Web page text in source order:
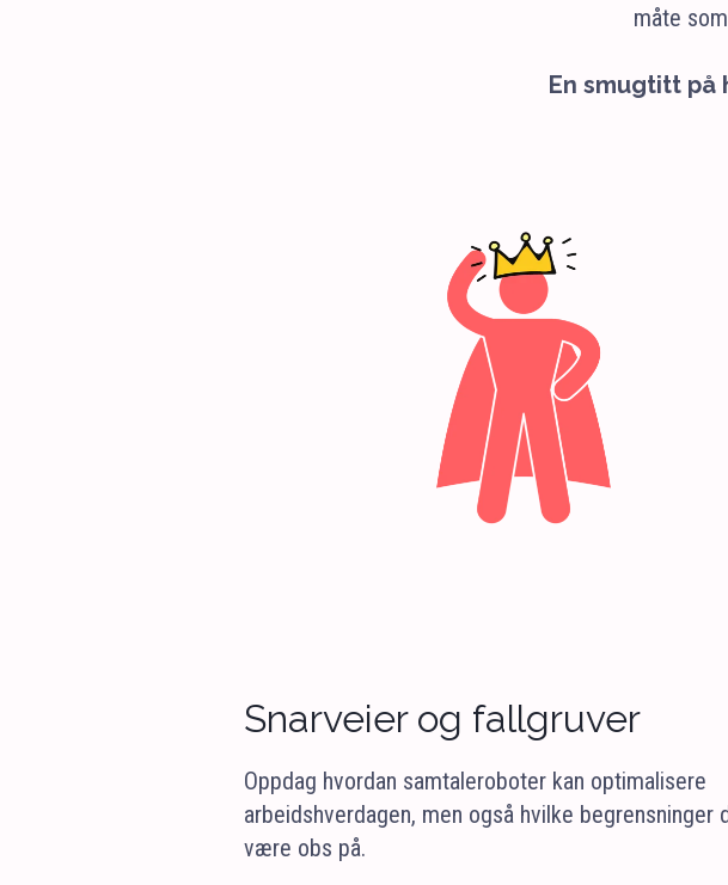
måte
En smugtitt på
Snarveier og fallgruver
Oppdag hvordan samtaleroboter kan optimalisere
arbeidshverdagen, men også hvilke begrensninger
være obs på.